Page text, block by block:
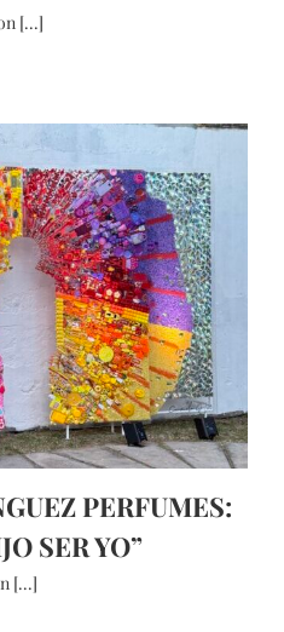
[...]
PERFUMES:
SER YO”
[...]